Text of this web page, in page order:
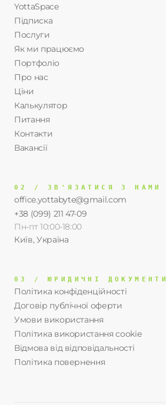
YottaSpace
Підписка
Послуги
Як ми працюємо
Портфоліо
Про нас
Ціни
Калькулятор
Питання
Контакти
Вакансії
02 / ЗВ'ЯЗАТИСЯ З НАМИ
office.yottabyte@gmail.com
+38 (099) 211 47-09
Пн-пт 10:00-18:00
Київ, Україна
03 / ЮРИДИЧНІ ДОКУМЕНТИ
Політика конфіденційності
Договір публічної оферти
Умови використання
Політика використання cookie
Відмова від відповідальності
Політика повернення